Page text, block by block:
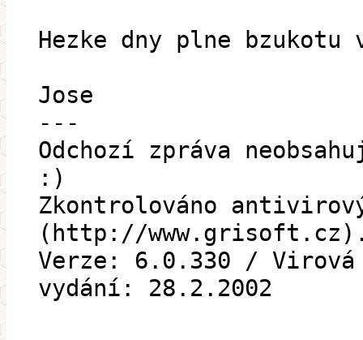
Hezke dny plne
Jose
---
Odchozí zpráva
:)
Zkontrolováno
(http://
Verze: 6.0.330 / Virová
vydání: 28.2.2002